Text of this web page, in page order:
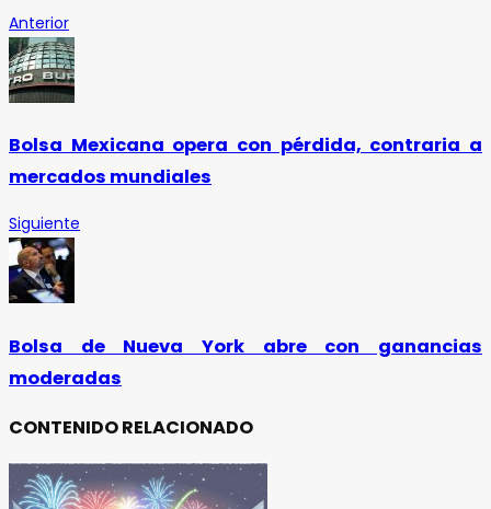
Anterior
Bolsa Mexicana opera con pérdida, contraria a
mercados mundiales
Siguiente
Bolsa de Nueva York abre con ganancias
moderadas
CONTENIDO RELACIONADO